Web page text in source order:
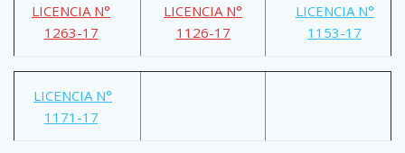
LICENCIA N°
1263-17
LICENCIA N°
1126-17
LICENCIA N°
1153-17
LICENCIA N°
1171-17